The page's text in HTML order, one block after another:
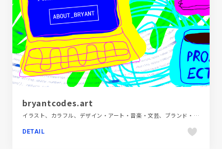
bryantcodes.art
イラスト、カラフル、デザイン・アート・音楽・文芸、ブランド・サービスサイト、ポップ、ポートフォリオ、モーション多め
DETAIL